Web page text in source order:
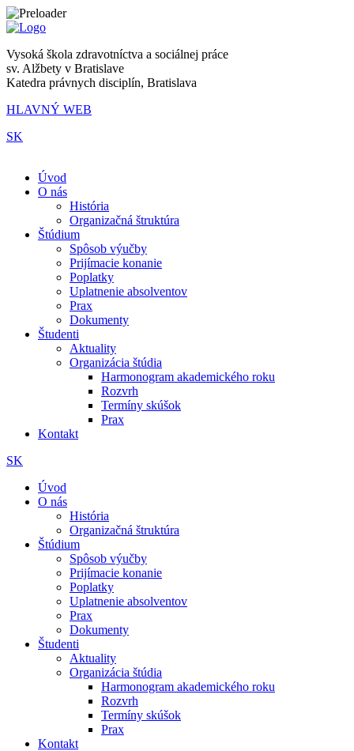
Vysoká škola zdravotníctva a sociálnej práce
sv. Alžbety v Bratislave
Katedra právnych disciplín, Bratislava
HLAVNÝ WEB
SK
Úvod
O nás
História
Organizačná štruktúra
Štúdium
Spôsob výučby
Prijímacie konanie
Poplatky
Uplatnenie absolventov
Prax
Dokumenty
Študenti
Aktuality
Organizácia štúdia
Harmonogram akademického roku
Rozvrh
Termíny skúšok
Prax
Kontakt
SK
Úvod
O nás
História
Organizačná štruktúra
Štúdium
Spôsob výučby
Prijímacie konanie
Poplatky
Uplatnenie absolventov
Prax
Dokumenty
Študenti
Aktuality
Organizácia štúdia
Harmonogram akademického roku
Rozvrh
Termíny skúšok
Prax
Kontakt